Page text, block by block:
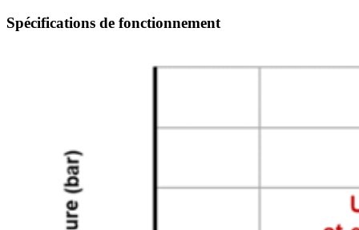
Spécifications de fonctionnement